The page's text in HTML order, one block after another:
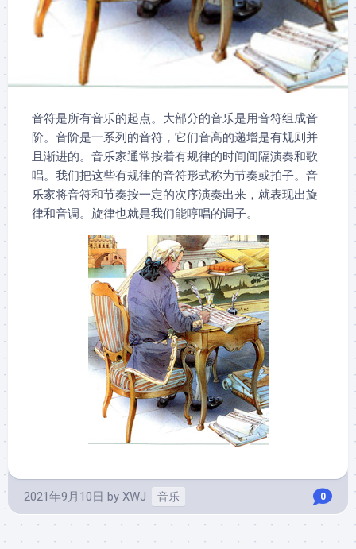
音符是所有音乐的起点。大部分的音乐是用音符组成音
阶。音阶是一系列的音符，它们音高的递增是有规则并
且渐进的。音乐家通常按着有规律的时间间隔演奏和歌
唱。我们把这些有规律的音符形式称为节奏或拍子。音
乐家将音符和节奏按一定的次序演奏出来，就表现出旋
律和音调。旋律也就是我们能哼唱的调子。
2021年9月10日 by XWJ 音乐 0